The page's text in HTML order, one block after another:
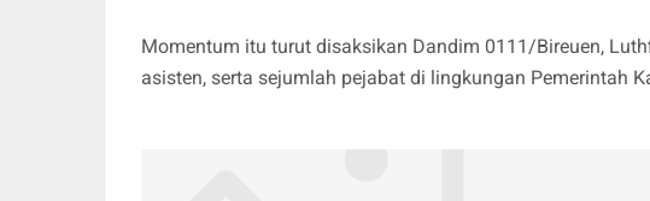
Momentum itu turut disaksikan Dandim 0111/Bireuen,
asisten, serta sejumlah pejabat di lingkungan Pemerintah